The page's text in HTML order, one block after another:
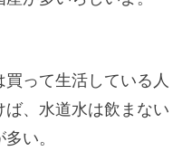
って生活している人
、水道水は飲まない
い。